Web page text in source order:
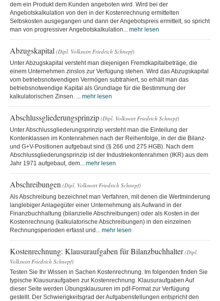
dem ein Produkt dem Kunden angeboten wird. Wird bei der
Angebotskalkulation von den in der Kostenrechnung ermittelten
Selbskosten ausgegangen und dann der Angebotspreis ermittelt, so spricht
man von progressiver Angebotskalkulation... mehr lesen
Abzugskapital (Dipl. Volkswirt Friedrich Schnepf)
Unter Abzugskapital versteht man diejenigen Fremdkapitalbeträge, die
einem Unternehmen zinslos zur Verfügung stehen. Wird das Abzugskapital
vom betriebsnotwendigen Vermögen subtrahiert, so erhält man das
betriebsnotwendige Kapital als Grundlage für die Bestimmung der
kalkulatorischen Zinsen. ... mehr lesen
Abschlussgliederungsprinzip (Dipl. Volkswirt Friedrich Schnepf)
Unter Abschlussgliederungsprinzip versteht man die Einteilung der
Kontenklassen im Kontenrahmen nach der Reihenfolge, in der die Bilanz-
und G+V-Positionen aufgebaut sind (§ 266 und 275 HGB). Nach dem
Abschlussgliederungsprinzip ist der Industriekontenrahmen (IKR) aus dem
Jahr 1971 aufgebaut, dem... mehr lesen
Abschreibungen (Dipl. Volkswirt Friedrich Schnepf)
Als Abschreibung bezeichnet man Verfahren, mit denen die Wertminderung
langlebiger Anlagegüter einer Unternehmung als Aufwand in der
Finanzbuchhaltung (bilanzielle Abschreibungen) oder als Kosten in der
Kostenrechnung (kalkulatorische Abschreibungen) in den einzelnen
Rechnungsperioden erfasst und... mehr lesen
Kostenrechnung: Klausuraufgaben für Bilanzbuchhalter (Dipl.
Volkswirt Friedrich Schnepf)
Testen Sie Ihr Wissen in Sachen Kostenrechnung. Im folgenden finden Sie
typische Klausuraufgaben zur Kostenrechnung. Klausuraufgaben Auf
dieser Seite werden Übungsklausuren im pdf-Format zur Verfügung
gestellt. Der Schwierigkeitsgrad der Aufgabenstellungen entspricht den